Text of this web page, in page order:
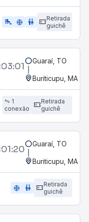
airline_seat_legroom_extra ac_unit wc
Retirada
guichê
03:01 Guaraí, TO
Buriticupu, MA
1
conexão
Retirada
guichê
01:20 Guaraí, TO
Buriticupu, MA
ac_unit wc
Retirada
guichê